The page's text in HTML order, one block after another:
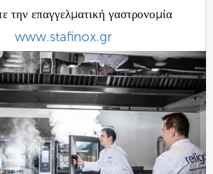
την επαγγελματική γαστρονομία
www.stafinox.gr